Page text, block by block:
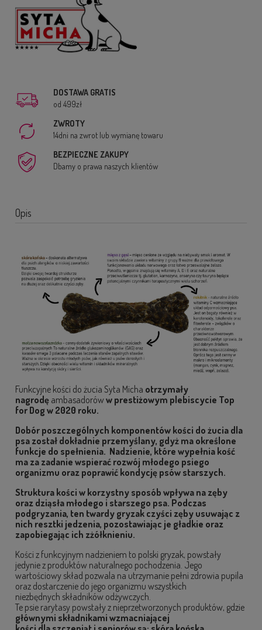
DOSTAWA GRATIS
od 499zł
ZWROTY
14dni na zwrot lub wymianę towaru
BEZPIECZNE ZAKUPY
Dbamy o prawa naszych klientów
Opis
Funkcyjne kości do żucia Syta Micha otrzymały
nagrodę ambasadoróww prestiżowym plebiscycie Top
for Dog w 2020 roku.
Dobór poszczególnych komponentów kości do żucia dla
psa został dokładnie przemyślany, gdyż ma określone
funkcje do spełnienia. Nadzienie, które wypełnia kość
ma za zadanie wspierać rozwój młodego psiego
organizmu oraz poprawić kondycję psów starszych.
Struktura kości w korzystny sposób wpływa na zęby
oraz dziąsła młodego i starszego psa. Podczas
podgryzania, ten twardy gryzak czyści zęby usuwając z
nich resztki jedzenia, pozostawiając je gładkie oraz
zapobiegając ich zżółknieniu.
Kości z funkcyjnym nadzieniem to polski gryzak, powstały
jedynie z produktów naturalnego pochodzenia. Jego
wartościowy skład pozwala na utrzymanie pełni zdrowia pupila
oraz dostarczenie do jego organizmu wszystkich
niezbędnych składników odżywczych.
Te psie rarytasy powstały z nieprzetworzonych produktów, gdzie
głównymi składnikami wzmacniającej